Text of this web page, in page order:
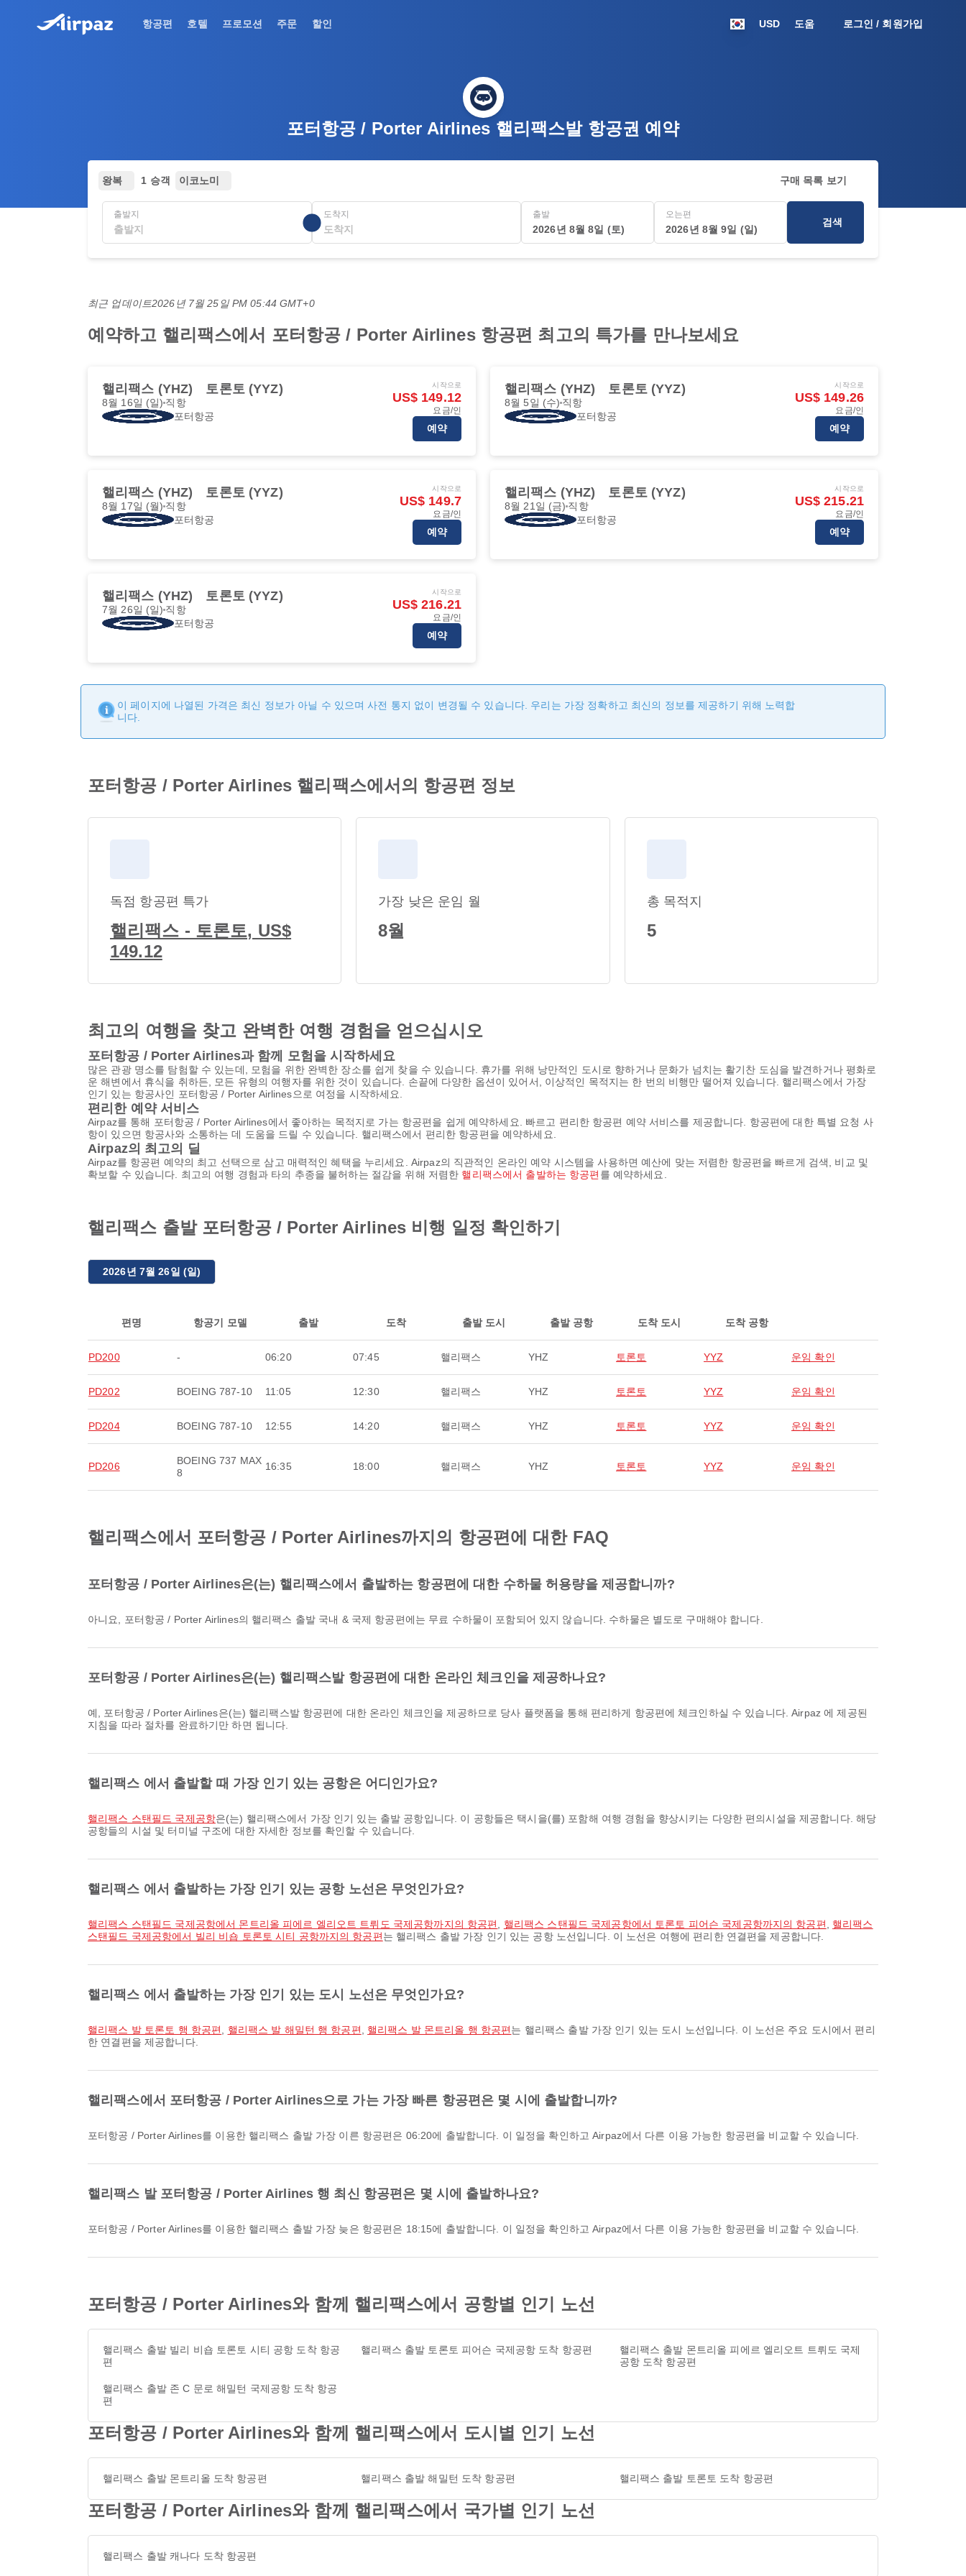
항공편 호텔 프로모션 주문 할인 USD 도움 로그인 / 회원가입
포터항공 / Porter Airlines 핼리팩스발 항공권 예약
왕복 1 승객 이코노미 구매 목록 보기
출발지 도착지 출발
2026년 8월 8일 (토)
오는편
2026년 8월 9일 (일)
검색
최근 업데이트2026년 7월 25일 PM 05:44 GMT+0
예약하고 핼리팩스에서 포터항공 / Porter Airlines 항공편 최고의 특가를 만나보세요
핼리팩스 (YHZ) 토론토 (YYZ)
8월 16일 (일) 직항
포터항공
시작으로
US$ 149.12
요금/인
예약
핼리팩스 (YHZ) 토론토 (YYZ)
8월 5일 (수) 직항
포터항공
시작으로
US$ 149.26
요금/인
예약
핼리팩스 (YHZ) 토론토 (YYZ)
8월 17일 (월) 직항
포터항공
시작으로
US$ 149.7
요금/인
예약
핼리팩스 (YHZ) 토론토 (YYZ)
8월 21일 (금) 직항
포터항공
시작으로
US$ 215.21
요금/인
예약
핼리팩스 (YHZ) 토론토 (YYZ)
7월 26일 (일) 직항
포터항공
시작으로
US$ 216.21
요금/인
예약
이 페이지에 나열된 가격은 최신 정보가 아닐 수 있으며 사전 통지 없이 변경될 수 있습니다. 우리는 가장 정확하고 최신의 정보를 제공하기 위해 노력합
니다.
포터항공 / Porter Airlines 핼리팩스에서의 항공편 정보
독점 항공편 특가
핼리팩스 - 토론토, US$
149.12
가장 낮은 운임 월
8월
총 목적지
5
최고의 여행을 찾고 완벽한 여행 경험을 얻으십시오
포터항공 / Porter Airlines과 함께 모험을 시작하세요
많은 관광 명소를 탐험할 수 있는데, 모험을 위한 완벽한 장소를 쉽게 찾을 수 있습니다. 휴가를 위해 낭만적인 도시로 향하거나 문화가 넘치는 활기찬 도심을 발견하거나 평화로
운 해변에서 휴식을 취하든, 모든 유형의 여행자를 위한 것이 있습니다. 손끝에 다양한 옵션이 있어서, 이상적인 목적지는 한 번의 비행만 떨어져 있습니다. 핼리팩스에서 가장
인기 있는 항공사인 포터항공 / Porter Airlines으로 여정을 시작하세요.
편리한 예약 서비스
Airpaz를 통해 포터항공 / Porter Airlines에서 좋아하는 목적지로 가는 항공편을 쉽게 예약하세요. 빠르고 편리한 항공편 예약 서비스를 제공합니다. 항공편에 대한 특별 요청 사
항이 있으면 항공사와 소통하는 데 도움을 드릴 수 있습니다. 핼리팩스에서 편리한 항공편을 예약하세요.
Airpaz의 최고의 딜
Airpaz를 항공편 예약의 최고 선택으로 삼고 매력적인 혜택을 누리세요. Airpaz의 직관적인 온라인 예약 시스템을 사용하면 예산에 맞는 저렴한 항공편을 빠르게 검색, 비교 및
확보할 수 있습니다. 최고의 여행 경험과 타의 추종을 불허하는 절감을 위해 저렴한 핼리팩스에서 출발하는 항공편 를 예약하세요.
핼리팩스 출발 포터항공 / Porter Airlines 비행 일정 확인하기
2026년 7월 26일 (일)
편명 항공기 모델 출발 도착 출발 도시 출발 공항 도착 도시 도착 공항
PD200 - 06:20 07:45 핼리팩스 YHZ 토론토 YYZ 운임 확인
PD202 BOEING 787-10 11:05 12:30 핼리팩스 YHZ 토론토 YYZ 운임 확인
PD204 BOEING 787-10 12:55 14:20 핼리팩스 YHZ 토론토 YYZ 운임 확인
PD206
BOEING 737 MAX
8
16:35 18:00 핼리팩스 YHZ 토론토 YYZ 운임 확인
핼리팩스에서 포터항공 / Porter Airlines까지의 항공편에 대한 FAQ
포터항공 / Porter Airlines은(는) 핼리팩스에서 출발하는 항공편에 대한 수하물 허용량을 제공합니까?
아니요, 포터항공 / Porter Airlines의 핼리팩스 출발 국내 & 국제 항공편에는 무료 수하물이 포함되어 있지 않습니다. 수하물은 별도로 구매해야 합니다.
포터항공 / Porter Airlines은(는) 핼리팩스발 항공편에 대한 온라인 체크인을 제공하나요?
예, 포터항공 / Porter Airlines은(는) 핼리팩스발 항공편에 대한 온라인 체크인을 제공하므로 당사 플랫폼을 통해 편리하게 항공편에 체크인하실 수 있습니다. Airpaz 에 제공된
지침을 따라 절차를 완료하기만 하면 됩니다.
핼리팩스 에서 출발할 때 가장 인기 있는 공항은 어디인가요?
핼리팩스 스탠필드 국제공항은(는) 핼리팩스에서 가장 인기 있는 출발 공항입니다. 이 공항들은 택시을(를) 포함해 여행 경험을 향상시키는 다양한 편의시설을 제공합니다. 해당
공항들의 시설 및 터미널 구조에 대한 자세한 정보를 확인할 수 있습니다.
핼리팩스 에서 출발하는 가장 인기 있는 공항 노선은 무엇인가요?
핼리팩스 스탠필드 국제공항에서 몬트리올 피에르 엘리오트 트뤼도 국제공항까지의 항공편 핼리팩스 스탠필드 국제공항에서 토론토 피어슨 국제공항까지의 항공편
핼리팩스
스탠필드 국제공항에서 빌리 비숍 토론토 시티 공항까지의 항공편는 핼리팩스 출발 가장 인기 있는 공항 노선입니다. 이 노선은 여행에 편리한 연결편을 제공합니다.
핼리팩스 에서 출발하는 가장 인기 있는 도시 노선은 무엇인가요?
핼리팩스 발 토론토 행 항공편 핼리팩스 발 해밀턴 행 항공편 핼리팩스 발 몬트리올 행 항공편는 핼리팩스 출발 가장 인기 있는 도시 노선입니다. 이 노선은 주요 도시에서 편리
한 연결편을 제공합니다.
핼리팩스에서 포터항공 / Porter Airlines으로 가는 가장 빠른 항공편은 몇 시에 출발합니까?
포터항공 / Porter Airlines를 이용한 핼리팩스 출발 가장 이른 항공편은 06:20에 출발합니다. 이 일정을 확인하고 Airpaz에서 다른 이용 가능한 항공편을 비교할 수 있습니다.
핼리팩스 발 포터항공 / Porter Airlines 행 최신 항공편은 몇 시에 출발하나요?
포터항공 / Porter Airlines를 이용한 핼리팩스 출발 가장 늦은 항공편은 18:15에 출발합니다. 이 일정을 확인하고 Airpaz에서 다른 이용 가능한 항공편을 비교할 수 있습니다.
포터항공 / Porter Airlines와 함께 핼리팩스에서 공항별 인기 노선
핼리팩스 출발 빌리 비숍 토론토 시티 공항 도착 항공
편
핼리팩스 출발 토론토 피어슨 국제공항 도착 항공편
핼리팩스 출발 몬트리올 피에르 엘리오트 트뤼도 국제
공항 도착 항공편
핼리팩스 출발 존 C 문로 해밀턴 국제공항 도착 항공
편
포터항공 / Porter Airlines와 함께 핼리팩스에서 도시별 인기 노선
핼리팩스 출발 몬트리올 도착 항공편 핼리팩스 출발 해밀턴 도착 항공편 핼리팩스 출발 토론토 도착 항공편
포터항공 / Porter Airlines와 함께 핼리팩스에서 국가별 인기 노선
핼리팩스 출발 캐나다 도착 항공편